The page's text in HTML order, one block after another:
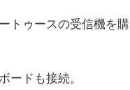
トゥースの受信機を購
ードも接続。